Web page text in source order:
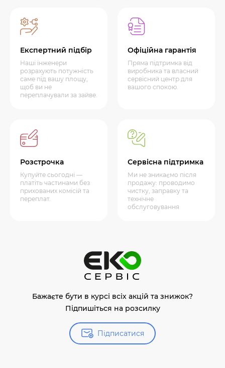
Експертний підбір
Наші інженери
розрахують потужність
саме під вашу площу,
щоб ви не
переплачували за зайве.
Офіційна гарантія
Пряма підтримка від
виробника та власний
сервісний центр для
вашого спокою.
Розстрочка
Купуйте сьогодні —
платіть частинами без
прихованих комісій та
переплат.
Сервісна підтримка
Ми не зникаємо після
продажу: проводимо
чистку, заправку та
технічне
обслуговування
Бажаєте бути в курсі всіх акцій та знижок?
Підпишіться на розсилку
Підписатися